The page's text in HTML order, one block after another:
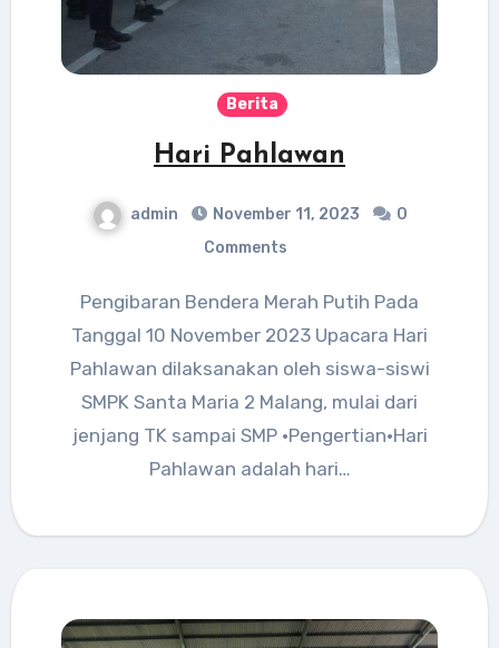
Berita
Hari Pahlawan
admin November 11, 2023
0
Comments
Pengibaran Bendera Merah Putih Pada
Tanggal 10 November 2023 Upacara Hari
Pahlawan dilaksanakan oleh siswa-siswi
SMPK Santa Maria 2 Malang, mulai dari
jenjang TK sampai SMP •Pengertian•Hari
Pahlawan adalah hari…